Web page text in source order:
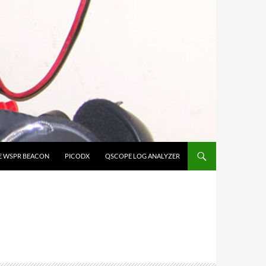
WSPR BEACON PICODX QSCOPE LOG ANALYZER